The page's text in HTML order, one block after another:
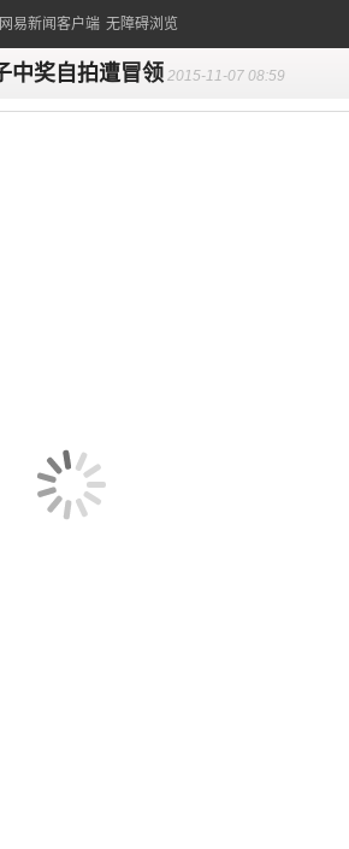
易新闻客户端 无障碍浏览
中奖自拍遭冒领 2015-11-07 08:59